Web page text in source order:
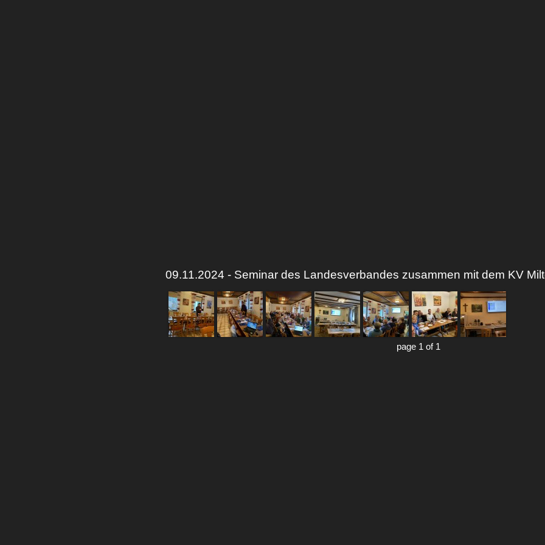
09.11.2024 - Seminar des Landesverbandes zusammen mit dem KV
page 1 of 1